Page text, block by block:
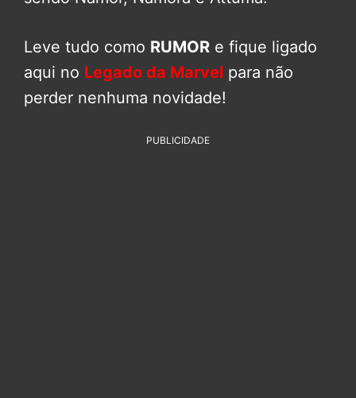
Leve tudo como RUMOR e fique ligado
aqui no Legado da Marvel para não
perder nenhuma novidade!
PUBLICIDADE